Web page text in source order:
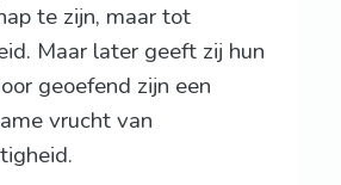
te zijn, maar tot
Maar later geeft zij hun
geoefend zijn een
vrucht van